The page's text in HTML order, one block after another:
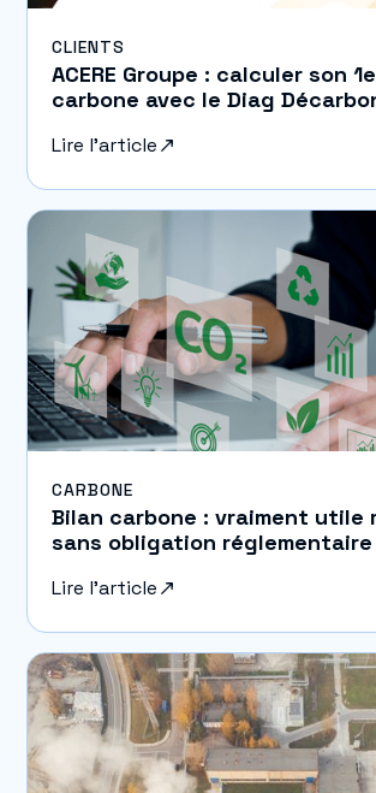
CLIENTS
ACERE Groupe : calculer son
carbone avec le Diag
Lire l'article
CARBONE
Bilan carbone : vraiment utile
sans obligation réglementaire
Lire l'article